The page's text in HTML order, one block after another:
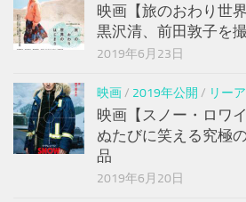
映画【旅のおわり世
黒沢清、前田敦子を
2019年6月23日
映画/ 2019年公開 / リー
映画【スノー・ロワ
ぬたびに笑える究極
品
2019年6月20日